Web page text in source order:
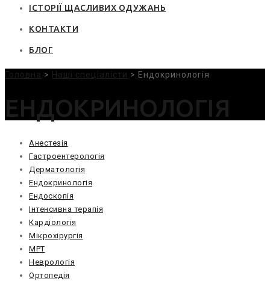
ІСТОРІЇ ЩАСЛИВИХ ОДУЖАНЬ
КОНТАКТИ
БЛОГ
Головна > Наші спеціалісти > Ендокринологія
ЕНДОКРИНОЛОГІЯ
Анестезія
Гастроентерологія
Дерматологія
Ендокринологія
Ендоскопія
Інтенсивна терапія
Кардіологія
Мікрохірургія
МРТ
Неврологія
Ортопедія